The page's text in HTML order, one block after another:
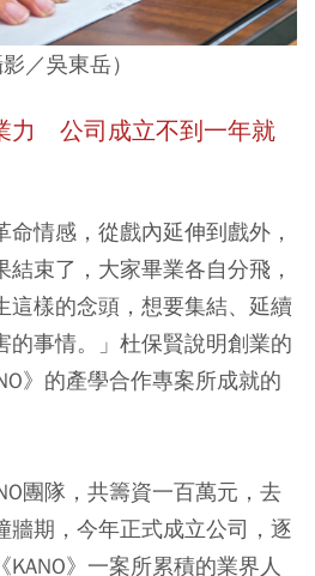
影／吳東岳）
力 公司成立不到一年就
情感，從戲內延伸到戲外，
結束了，大家畢業各自分飛，
這樣的念頭，想要集結、延續
的事情。」杜保賢說明創業的
》的產學合作專案所成就的
團隊，共籌資一百萬元，去
牆期，今年正式成立公司，逐
》一案所累積的業界人